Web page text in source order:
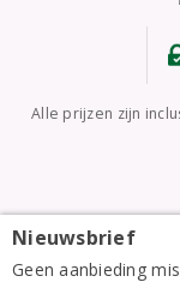
Alle prijzen zijn
Nieuwsbrief
Geen aanbieding